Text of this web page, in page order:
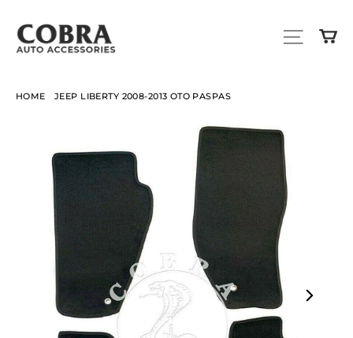
content
SITE
HOME JEEP LIBERTY 2008-2013 OTO PASPAS